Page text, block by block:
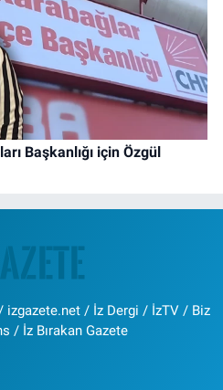
Başkanlığı için Özgül
izgazete.net / İz Dergi / İzTV / Biz
/ İz Bırakan Gazete